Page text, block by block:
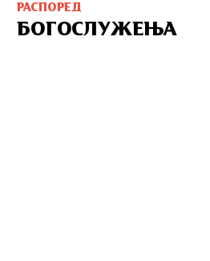
РАСПОРЕД
БОГОСЛУЖЕЊА